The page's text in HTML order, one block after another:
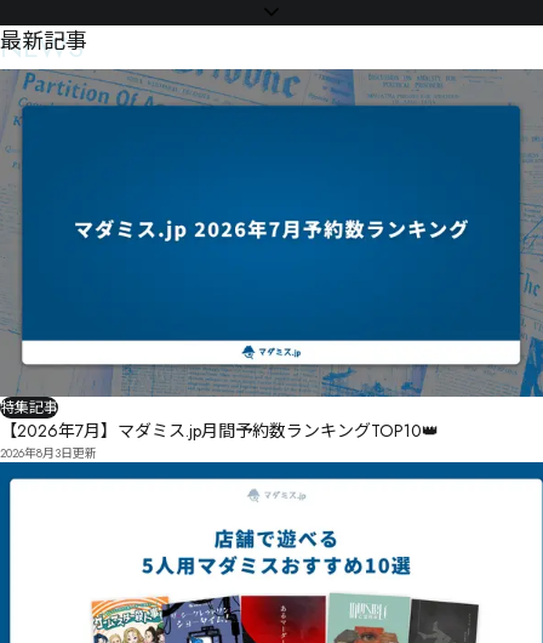
NEWS
最新記事
特集記事
【2026年7月】マダミス.jp月間予約数ランキングTOP10👑
2026年8月3日更新